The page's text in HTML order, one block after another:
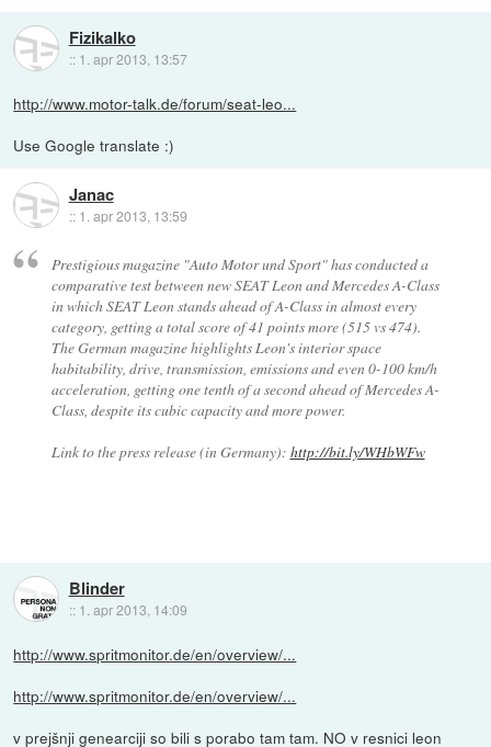
Fizikalko
:: 1. apr 2013, 13:57
http://www.motor-talk.de/forum/seat-leo...
Use Google translate :)
Janac
:: 1. apr 2013, 13:59
Prestigious magazine "Auto Motor und Sport" has conducted a
comparative test between new SEAT Leon and Mercedes A-Class
in which SEAT Leon stands ahead of A-Class in almost every
category, getting a total score of 41 points more (515 vs 474).
The German magazine highlights Leon's interior space
habitability, drive, transmission, emissions and even 0-100 km/h
acceleration, getting one tenth of a second ahead of Mercedes A-
Class, despite its cubic capacity and more power.
Link to the press release (in Germany): http://bit.ly/WHbWFw
Blinder
:: 1. apr 2013, 14:09
http://www.spritmonitor.de/en/overview/...
http://www.spritmonitor.de/en/overview/...
v prejšnji genearciji so bili s porabo tam tam. NO v resnici leon